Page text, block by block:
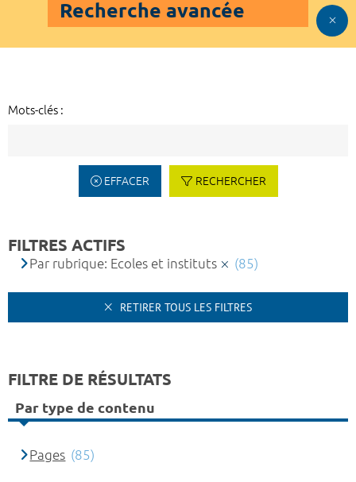
Recherche avancée
Mots-clés :
EFFACER RECHERCHER
FILTRES ACTIFS
Par rubrique: Ecoles et instituts (85)
RETIRER TOUS LES FILTRES
FILTRE DE RÉSULTATS
Par type de contenu
Pages (85)